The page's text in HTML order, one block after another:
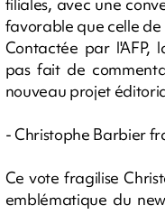
favorable que celle de
Contactée par l'AFP,
pas fait de
nouveau projet
- Christophe Barbier
Ce vote fragilise
emblématique du